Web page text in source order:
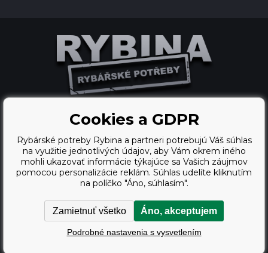
Copyright © 2009 - 2026,
Rybárské potreby Rybina
Ecommerce solutions
BINARGON.cz
webdesign
Vortex Vision.cz
Cookies a GDPR
Rybárské potreby Rybina a partneri potrebujú Váš súhlas
na využitie jednotlivých údajov, aby Vám okrem iného
mohli ukazovať informácie týkajúce sa Vašich záujmov
pomocou personalizácie reklám. Súhlas udelíte kliknutím
na políčko "Áno, súhlasím".
Zamietnuť všetko Áno, akceptujem
Podrobné nastavenia s vysvetlením